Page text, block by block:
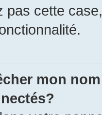
pas cette
mon